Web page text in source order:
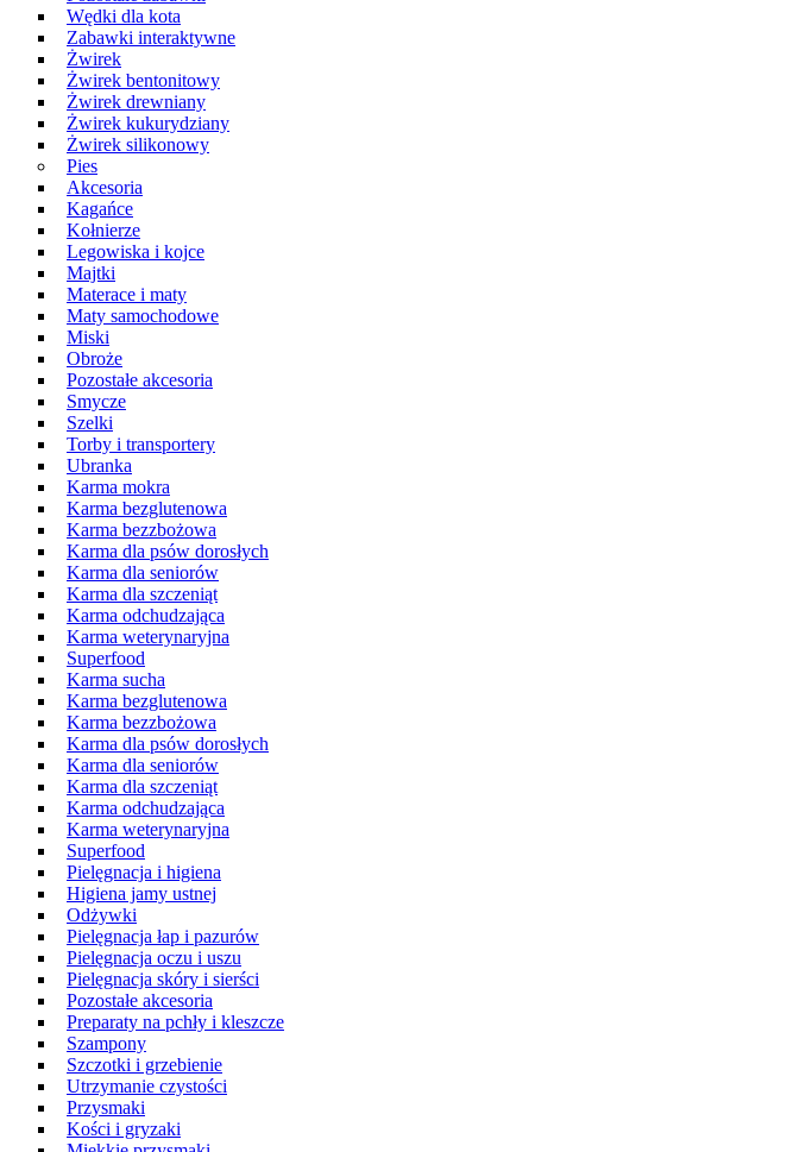
Wędki dla kota
Zabawki interaktywne
Żwirek
Żwirek bentonitowy
Żwirek drewniany
Żwirek kukurydziany
Żwirek silikonowy
Pies
Akcesoria
Kagańce
Kołnierze
Legowiska i kojce
Majtki
Materace i maty
Maty samochodowe
Miski
Obroże
Pozostałe akcesoria
Smycze
Szelki
Torby i transportery
Ubranka
Karma mokra
Karma bezglutenowa
Karma bezzbożowa
Karma dla psów dorosłych
Karma dla seniorów
Karma dla szczeniąt
Karma odchudzająca
Karma weterynaryjna
Superfood
Karma sucha
Karma bezglutenowa
Karma bezzbożowa
Karma dla psów dorosłych
Karma dla seniorów
Karma dla szczeniąt
Karma odchudzająca
Karma weterynaryjna
Superfood
Pielęgnacja i higiena
Higiena jamy ustnej
Odżywki
Pielęgnacja łap i pazurów
Pielęgnacja oczu i uszu
Pielęgnacja skóry i sierści
Pozostałe akcesoria
Preparaty na pchły i kleszcze
Szampony
Szczotki i grzebienie
Utrzymanie czystości
Przysmaki
Kości i gryzaki